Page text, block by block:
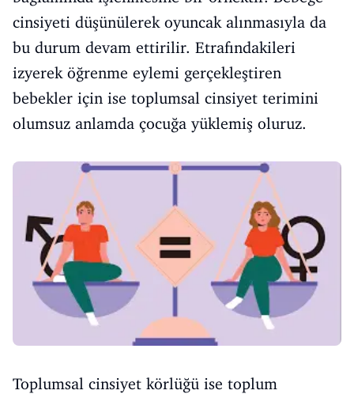
cinsiyeti düşünülerek oyuncak alınmasıyla da
bu durum devam ettirilir. Etrafındakileri
izyerek öğrenme eylemi gerçekleştiren
bebekler için ise toplumsal cinsiyet terimini
olumsuz anlamda çocuğa yüklemiş oluruz.
Toplumsal cinsiyet körlüğü ise toplum